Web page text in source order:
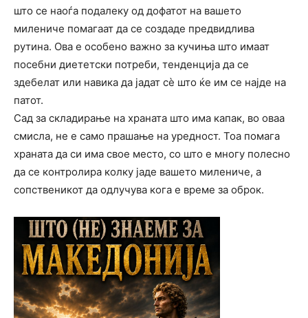
што се наоѓа подалеку од дофатот на вашето
милениче помагаат да се создаде предвидлива
рутина. Ова е особено важно за кучиња што имаат
посебни диететски потреби, тенденција да се
здебелат или навика да јадат сè што ќе им се најде на
патот.
Сад за складирање на храната што има капак, во оваа
смисла, не е само прашање на уредност. Тоа помага
храната да си има свое место, со што е многу полесно
да се контролира колку јаде вашето милениче, а
сопственикот да одлучува кога е време за оброк.